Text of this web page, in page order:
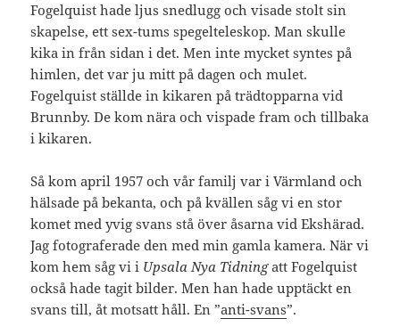
Fogelquist hade ljus snedlugg och visade stolt sin
skapelse, ett sex-tums spegelteleskop. Man skulle
kika in från sidan i det. Men inte mycket syntes på
himlen, det var ju mitt på dagen och mulet.
Fogelquist ställde in kikaren på trädtopparna vid
Brunnby. De kom nära och vispade fram och tillbaka
i kikaren.
Så kom april 1957 och vår familj var i Värmland och
hälsade på bekanta, och på kvällen såg vi en stor
komet med yvig svans stå över åsarna vid Ekshärad.
Jag fotograferade den med min gamla kamera. När vi
kom hem såg vi i Upsala Nya Tidningatt Fogelquist
också hade tagit bilder. Men han hade upptäckt en
svans till, åt motsatt håll. En ”anti-svans”.